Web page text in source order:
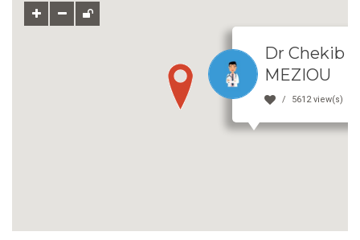
Dr Chekib
MEZIOU
5612 view(s)